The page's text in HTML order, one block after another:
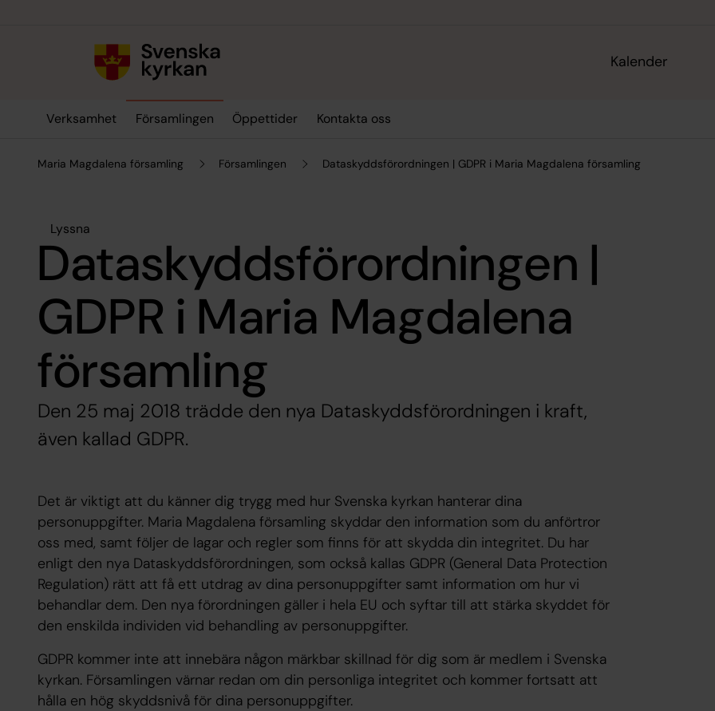
Kalender
Verksamhet Församlingen Öppettider Kontakta oss
Maria Magdalena församling Församlingen Dataskyddsförordningen | GDPR i Maria Magdalena församling
Lyssna
Dataskyddsförordningen |
GDPR i Maria Magdalena
församling
Den 25 maj 2018 trädde den nya Dataskyddsförordningen i kraft,
även kallad GDPR.
Det är viktigt att du känner dig trygg med hur Svenska kyrkan hanterar dina
personuppgifter. Maria Magdalena församling skyddar den information som du anförtror
oss med, samt följer de lagar och regler som finns för att skydda din integritet. Du har
enligt den nya Dataskyddsförordningen, som också kallas GDPR (General Data Protection
Regulation)rätt att få ett utdrag av dina personuppgifter samt information om hur vi
behandlar dem. Den nya förordningen gäller i hela EU och syftar till att stärka skyddet för
den enskilda individen vid behandling av personuppgifter.
GDPR kommer inte att innebära någon märkbar skillnad för dig som är medlem i Svenska
kyrkan. Församlingen värnar redan om din personliga integritet och kommer fortsatt att
hålla en hög skyddsnivå för dina personuppgifter.